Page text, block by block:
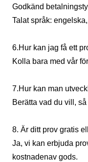
Godkänd
Talat språk:
6.Hur kan jag få ett
Kolla bara med vår
7.Hur kan man
Berätta vad du vill,
8. Är ditt prov gratis
Ja, vi kan erbjuda
kostnadenav gods.